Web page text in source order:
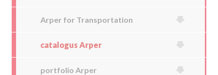
Arper for Transportation
catalogus Arper
portfolio Arper